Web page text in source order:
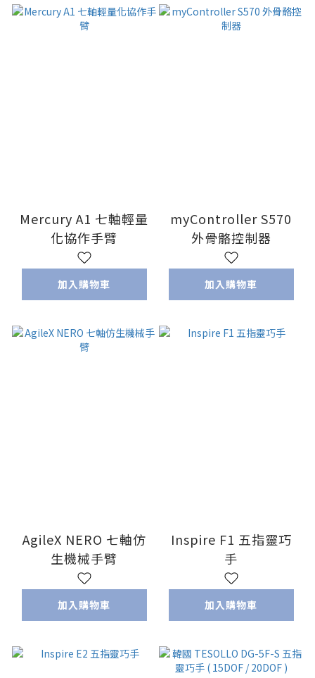
Mercury A1 七軸輕量
化協作手臂
加入購物車
myController S570
外骨骼控制器
加入購物車
AgileX NERO 七軸仿
生機械手臂
加入購物車
Inspire F1 五指靈巧
手
加入購物車